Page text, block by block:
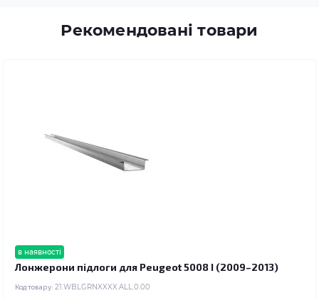
Рекомендовані товари
в наявності
Лонжерони підлоги для Peugeot 5008 I (2009–2013)
Код товару: 21.WBLGRNXXXX.ALL.0.00